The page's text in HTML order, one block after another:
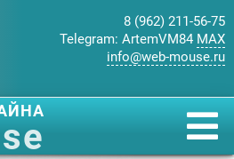
8 (962) 211-56-75
Telegram: ArtemVM84 MAX
info@web-mouse.ru